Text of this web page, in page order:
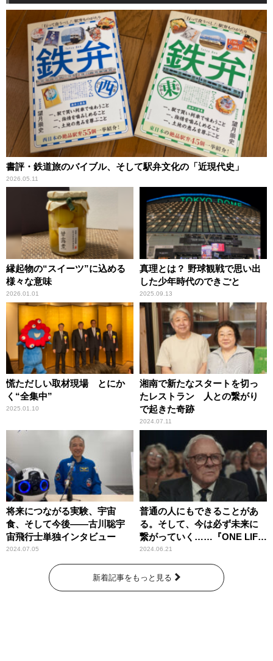
書評・鉄道旅のバイブル、そして駅弁文化の「近現代史」
2026.05.11
縁起物の“スイーツ”に込める
様々な意味
2026.01.01
真理とは？ 野球観戦で思い出
した少年時代のできごと
2025.09.13
慌ただしい取材現場 とにか
く“全集中”
2025.01.10
湘南で新たなスタートを切っ
たレストラン 人との繋がり
で起きた奇跡
2024.07.11
将来につながる実験、宇宙
食、そして今後――古川聡宇
宙飛行士単独インタビュー
2024.07.05
普通の人にもできることがあ
る。そして、今は必ず未来に
繋がっていく……『ONE LIFE
奇跡が繋いだ6000の命』
2024.06.21
新着記事をもっと見る